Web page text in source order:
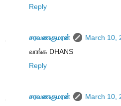
Reply
சரவணகுமரன்
March 10,
வாங்க DHANS
Reply
சரவணகுமரன்
March 10,